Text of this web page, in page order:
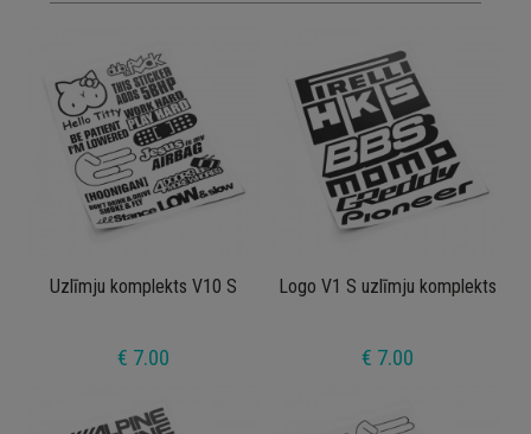
Uzlīmju komplekts V10 S
€ 7.00
Logo V1 S uzlīmju komplekts
€ 7.00